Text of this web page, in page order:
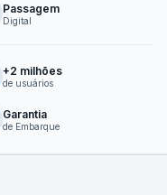
Passagem
Digital
+2 milhões
de usuários
Garantia
de Embarque